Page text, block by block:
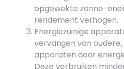
opgewekte zonne-
rendement verhogen.
Energiezuinige
vervangen van
apparaten door
Deze verbruiken